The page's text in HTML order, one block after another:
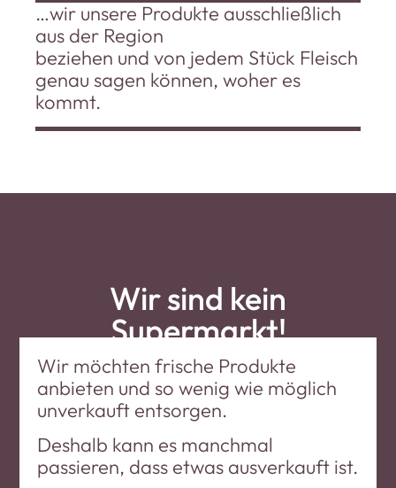
…wir unsere Produkte ausschließlich
aus der Region
beziehen und von jedem Stück Fleisch
genau sagen können, woher es
kommt.
Wir sind kein
Supermarkt!
Wir möchten frische Produkte
anbieten und so wenig wie möglich
unverkauft entsorgen.
Deshalb kann es manchmal
passieren, dass etwas ausverkauft ist.